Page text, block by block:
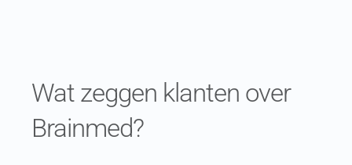
Wat zeggen klanten over
Brainmed?